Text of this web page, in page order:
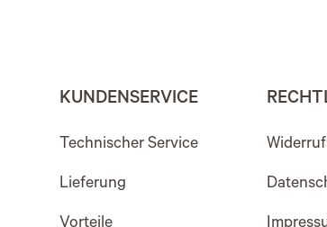
KUNDENSERVICE
Technischer Service
Lieferung